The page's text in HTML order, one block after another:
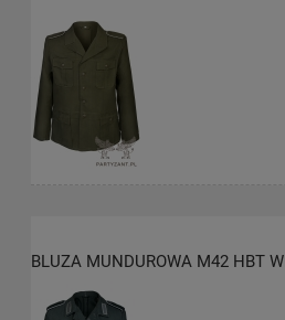
BLUZA MUNDUROWA M42 HBT